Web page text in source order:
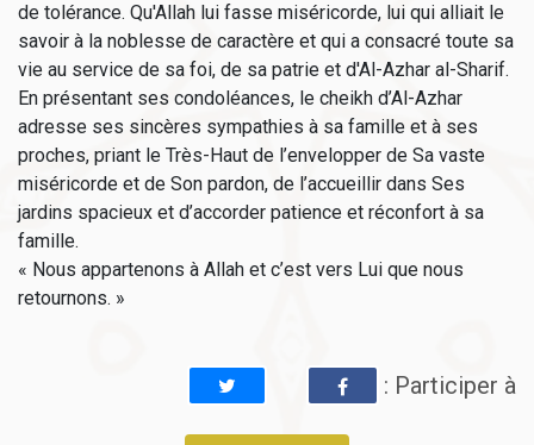
de tolérance. Qu'Allah lui fasse miséricorde, lui qui alliait le
savoir à la noblesse de caractère et qui a consacré toute sa
vie au service de sa foi, de sa patrie et d'Al-Azhar al-Sharif.
En présentant ses condoléances, le cheikh d’Al-Azhar
adresse ses sincères sympathies à sa famille et à ses
proches, priant le Très-Haut de l’envelopper de Sa vaste
miséricorde et de Son pardon, de l’accueillir dans Ses
jardins spacieux et d’accorder patience et réconfort à sa
famille.
« Nous appartenons à Allah et c’est vers Lui que nous
retournons. »
: Participer à